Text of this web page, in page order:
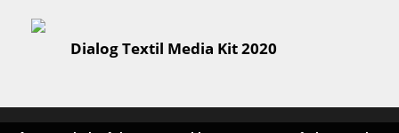
Dialog Textil Media Kit 2020